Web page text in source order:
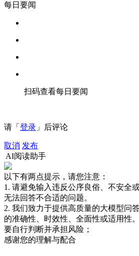
每日要闻
扫码查看每日要闻
请「 登录 」后评论
取消 发布
AI阅读助手
以下有两点提示，请您注意：
1. 请避免输入违反公序良俗、不安全
无法回答不合适的问题。
2. 我们致力于提供高质量的大模型问
的准确性、时效性、全面性或适用性
要自行判断并承担风险；
感谢您的理解与配合